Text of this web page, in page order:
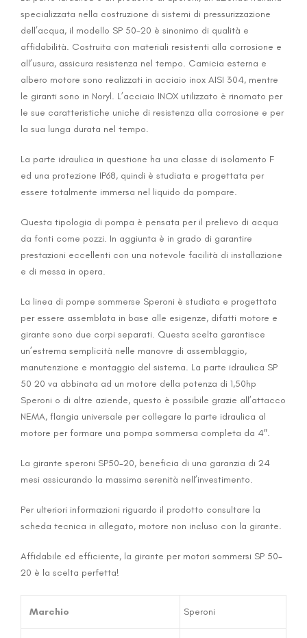
specializzata nella costruzione di sistemi di pressurizzazione
dell’acqua, il modello SP 50-20 è sinonimo di qualità e
affidabilità. Costruita con materiali resistenti alla corrosione e
all’usura, assicura resistenza nel tempo. Camicia esterna e
albero motore sono realizzati in acciaio inox AISI 304, mentre
le giranti sono in Noryl. L’acciaio INOX utilizzato è rinomato per
le sue caratteristiche uniche di resistenza alla corrosione e per
la sua lunga durata nel tempo.
La parte idraulica in questione ha una classe di isolamento F
ed una protezione IP68, quindi è studiata e progettata per
essere totalmente immersa nel liquido da pompare.
Questa tipologia di pompa è pensata per il prelievo di acqua
da fonti come pozzi. In aggiunta è in grado di garantire
prestazioni eccellenti con una notevole facilità di installazione
e di messa in opera.
La linea di pompe sommerse Speroni è studiata e progettata
per essere assemblata in base alle esigenze, difatti motore e
girante sono due corpi separati. Questa scelta garantisce
un’estrema semplicità nelle manovre di assemblaggio,
manutenzione e montaggio del sistema. La parte idraulica SP
50 20 va abbinata ad un motore della potenza di 1,50hp
Speroni o di altre aziende, questo è possibile grazie all’attacco
NEMA, flangia universale per collegare la parte idraulica al
motore per formare una pompa sommersa completa da 4″.
La girante speroni SP50-20, beneficia di una garanzia di 24
mesi assicurando la massima serenità nell’investimento.
Per ulteriori informazioni riguardo il prodotto consultare la
scheda tecnica in allegato, motore non incluso con la girante.
Affidabile ed efficiente, la girante per motori sommersi SP 50-
20 è la scelta perfetta!
Marchio Speroni